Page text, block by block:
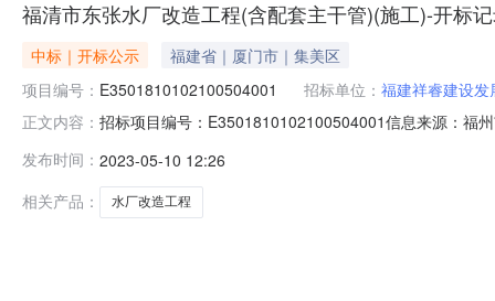
福清市东张水厂改造工程(含配套主干管)(施工)-开标
中标｜开标公示
福建省｜厦门市｜集美区
项目编号： E3501810102100504001 招标单位： 福建祥睿建设发
正文内容： 招标项目编号：E3501810102100504001信息来源：福
情况记录表二开标情况记录表三签章打印福清市东张水
发布时间： 2023-05-10 12:26
相关产品：
水厂改造工程